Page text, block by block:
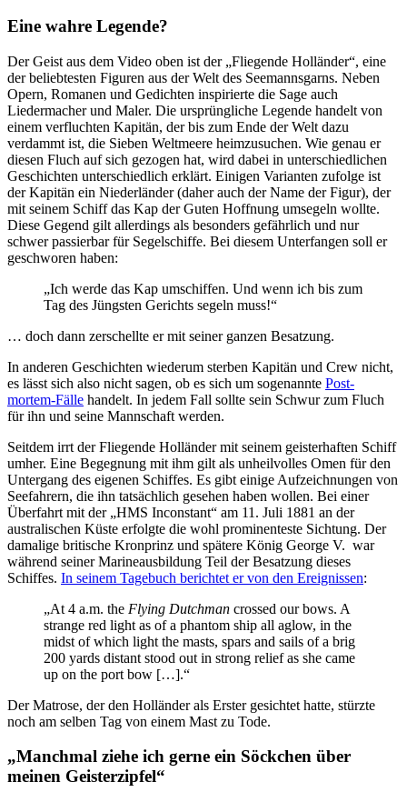
Eine wahre Legende?
Der Geist aus dem Video oben ist der „Fliegende Holländer“, eine
der beliebtesten Figuren aus der Welt des Seemannsgarns. Neben
Opern, Romanen und Gedichten inspirierte die Sage auch
Liedermacher und Maler. Die ursprüngliche Legende handelt von
einem verfluchten Kapitän, der bis zum Ende der Welt dazu
verdammt ist, die Sieben Weltmeere heimzusuchen. Wie genau er
diesen Fluch auf sich gezogen hat, wird dabei in unterschiedlichen
Geschichten unterschiedlich erklärt. Einigen Varianten zufolge ist
der Kapitän ein Niederländer (daher auch der Name der Figur), der
mit seinem Schiff das Kap der Guten Hoffnung umsegeln wollte.
Diese Gegend gilt allerdings als besonders gefährlich und nur
schwer passierbar für Segelschiffe. Bei diesem Unterfangen soll er
geschworen haben:
„Ich werde das Kap umschiffen. Und wenn ich bis zum
Tag des Jüngsten Gerichts segeln muss!“
… doch dann zerschellte er mit seiner ganzen Besatzung.
In anderen Geschichten wiederum sterben Kapitän und Crew nicht,
es lässt sich also nicht sagen, ob es sich um sogenannte Post-
mortem-Fälle handelt. In jedem Fall sollte sein Schwur zum Fluch
für ihn und seine Mannschaft werden.
Seitdem irrt der Fliegende Holländer mit seinem geisterhaften Schiff
umher. Eine Begegnung mit ihm gilt als unheilvolles Omen für den
Untergang des eigenen Schiffes. Es gibt einige Aufzeichnungen von
Seefahrern, die ihn tatsächlich gesehen haben wollen. Bei einer
Überfahrt mit der „HMS Inconstant“ am 11. Juli 1881 an der
australischen Küste erfolgte die wohl prominenteste Sichtung. Der
damalige britische Kronprinz und spätere König George V. war
während seiner Marineausbildung Teil der Besatzung dieses
Schiffes. In seinem Tagebuch berichtet er von den Ereignissen:
„At 4 a.m. the Flying Dutchman crossed our bows. A
strange red light as of a phantom ship all aglow, in the
midst of which light the masts, spars and sails of a brig
200 yards distant stood out in strong relief as she came
up on the port bow […].“
Der Matrose, der den Holländer als Erster gesichtet hatte, stürzte
noch am selben Tag von einem Mast zu Tode.
„Manchmal ziehe ich gerne ein Söckchen über
meinen Geisterzipfel“